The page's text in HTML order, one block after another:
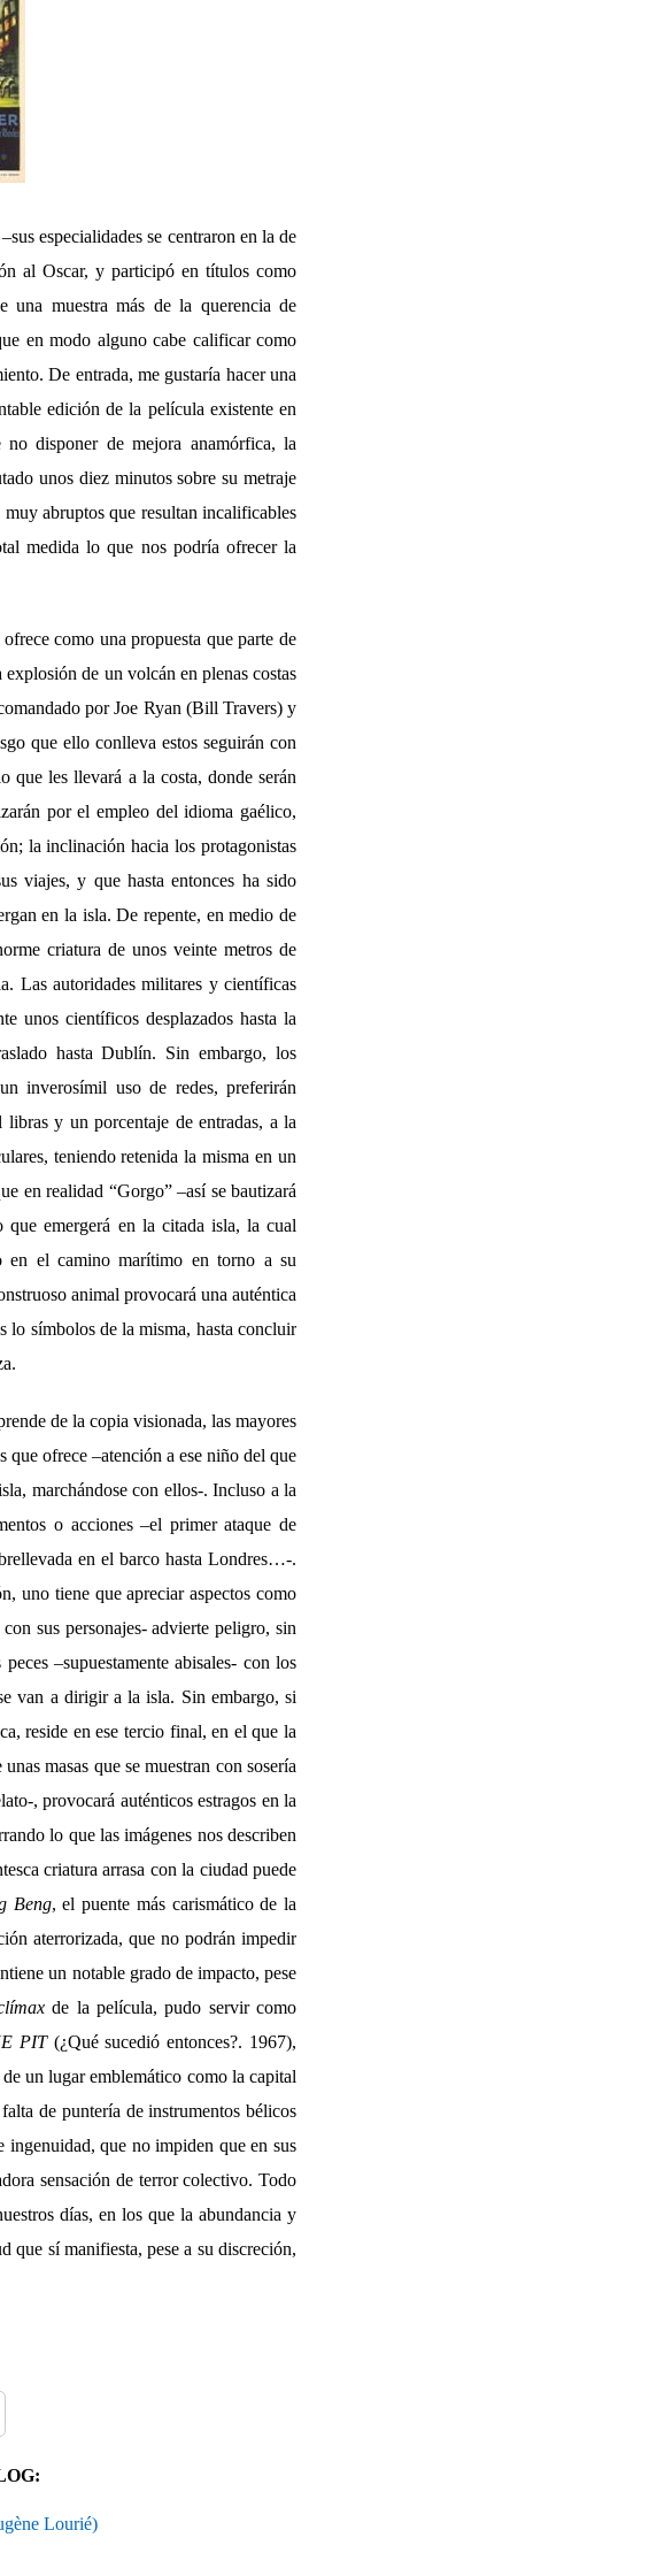
especialidades se centraron en la de
al Oscar, y participó en títulos como
una muestra más de la querencia de
en modo alguno cabe calificar como
De entrada, me gustaría hacer una
edición de la película existente en
disponer de mejora anamórfica, la
unos diez minutos sobre su metraje
abruptos que resultan incalificables
medida lo que nos podría ofrecer la
como una propuesta que parte de
de un volcán en plenas costas
por Joe Ryan (Bill Travers) y
que ello conlleva estos seguirán con
que les llevará a la costa, donde serán
por el empleo del idioma gaélico,
la inclinación hacia los protagonistas
viajes, y que hasta entonces ha sido
en la isla. De repente, en medio de
criatura de unos veinte metros de
Las autoridades militares y científicas
unos científicos desplazados hasta la
hasta Dublín. Sin embargo, los
inverosímil uso de redes, preferirán
y un porcentaje de entradas, a la
teniendo retenida la misma en un
en realidad “Gorgo” –así se bautizará
que emergerá en la citada isla, la cual
en el camino marítimo en torno a su
animal provocará una auténtica
lo símbolos de la misma, hasta concluir
de la copia visionada, las mayores
que ofrece –atención a ese niño del que
marchándose con ellos-. Incluso a la
o acciones –el primer ataque de
en el barco hasta Londres…-.
uno tiene que apreciar aspectos como
sus personajes- advierte peligro, sin
–supuestamente abisales- con los
van a dirigir a la isla. Sin embargo, si
reside en ese tercio final, en el que la
masas que se muestran con sosería
, provocará auténticos estragos en la
lo que las imágenes nos describen
criatura arrasa con la ciudad puede
Beng, el puente más carismático de la
aterrorizada, que no podrán impedir
un notable grado de impacto, pese
de la película, pudo servir como
PIT(¿Qué sucedió entonces?. 1967),
un lugar emblemático como la capital
de puntería de instrumentos bélicos
ingenuidad, que no impiden que en sus
sensación de terror colectivo. Todo
días, en los que la abundancia y
que sí manifiesta, pese a su discreción,
Lourié)